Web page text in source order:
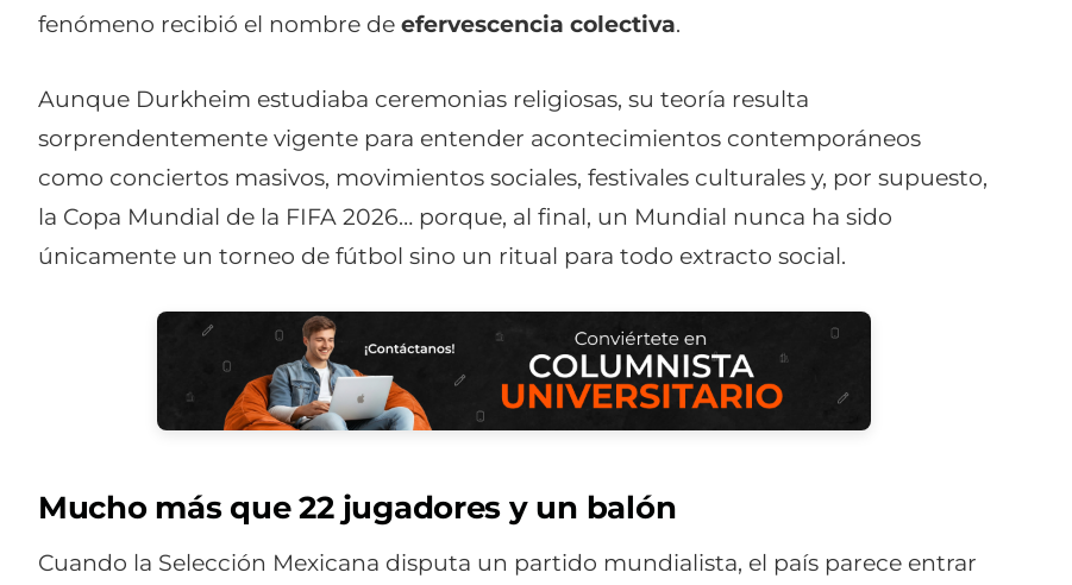
fenómeno recibió el nombre de efervescencia colectiva.
Aunque Durkheim estudiaba ceremonias religiosas, su teoría resulta
sorprendentemente vigente para entender acontecimientos contemporáneos
como conciertos masivos, movimientos sociales, festivales culturales y, por supuesto,
la Copa Mundial de la FIFA 2026… porque, al final, un Mundial nunca ha sido
únicamente un torneo de fútbol sino un ritual para todo extracto social.
Mucho más que 22 jugadores y un balón
Cuando la Selección Mexicana disputa un partido mundialista, el país parece entrar